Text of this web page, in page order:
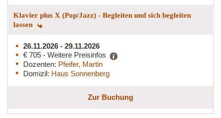
Klavier plus X (Pop/Jazz) - Begleiten und sich begleiten
lassen
26.11.2026 - 29.11.2026
€ 705 - Weitere Preisinfos
Dozenten: Pfeifer, Martin
Domizil: Haus Sonnenberg
Zur Buchung